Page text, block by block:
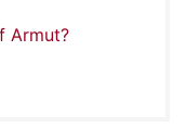
Armut?